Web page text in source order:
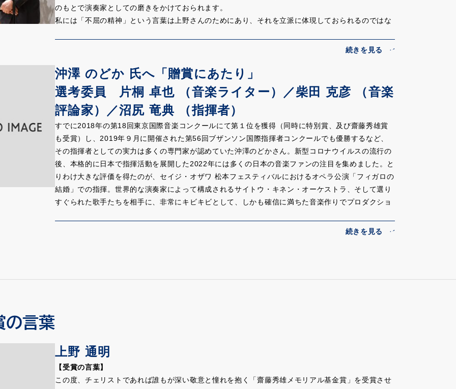
のもとで演奏家としての磨きをかけておられます。
私には「不屈の精神」という言葉は上野さんのためにあり、それを立派に体現しておられるのではな
ジュネーヴ国際コンクールでの優勝となった訳ですが、それ以前にも幾つかの大事なコンクールを受
の一つ一つに全力で臨まれ、しかも一歩一歩成長を遂げられて行ったことです。「難しいものにチャ
レンジして自分を印象付けたい」とか、「他のチェリストより上手に演奏するのだ」という気持ちが
全然なく、あくまで自分の演奏家としての完成のために参加されている姿勢が私や他の審査員の先生
方に良く解りました。そこにはコンクール向けの演奏をするのではなく自分の持っているものを聴い
て頂き喜んで頂くためにベストを尽くす、という演奏家気質がありました。
加えて私は上野さんの本来的な強みは「自然な国際派」であることだと思っています。これは上野さ
んの長年の経験と体験から来ているのかも知れませんが、国際的に演奏活動をして行く時に大きなプ
ラスとなります。これからますます大きく成長され、持っているポテンシアルを十二分に開花される
ことにいささかの疑問も御座いません。持ち前の豊かな音楽性に加えて妥協を許さない完璧に近いテ
クニックに支えられているのですから。私自身故齋藤秀雄先生に十年の間直接師事させて頂いただけ
でなく、その後もお亡くなりになるまで何時までも私にとっての「先生」であり続けられました。そ
が、齋藤先生が教えることを通じて理想とされていたものの近くに立っておられるのが上野さんだと
私は本当に長い間あなたの演奏を聴いてまいりました。そのたびにどんどん成長されていくのを目の
当たりにしてまいりました。でも、ときどき、あれ、壁にぶつかっているのかな、また何か新しいも
のにチャレンジしているのかな、そう感じることがいつもあったのですが、2020年のサントリーホー
沖澤 のどか 氏へ「贈賞にあたり」
選考委員 片桐 卓也 （音楽ライター）／柴田 克彦 （音楽
評論家）／沼尻 竜典 （指揮者）
すでに2018年の第18回東京国際音楽コンクールにて第１位を獲得（同時に特別賞、及び齋藤秀雄賞
も受賞）し、2019年９月に開催された第56回ブザンソン国際指揮者コンクールでも優勝するなど、
その指揮者としての実力は多くの専門家が認めていた沖澤のどかさん。新型コロナウイルスの流行の
後、本格的に日本で指揮活動を展開した2022年には多くの日本の音楽ファンの注目を集めました。と
りわけ大きな評価を得たのが、セイジ・オザワ 松本フェスティバルにおけるオペラ公演「フィガロの
結婚」での指揮。世界的な演奏家によって構成されるサイトウ・キネン・オーケストラ、そして選り
すぐられた歌手たちを相手に、非常にキビキビとして、しかも確信に満ちた音楽作りでプロダクショ
それ以外でも、2022年にはNHK交響楽団、広島交響楽団、新日本フィルハーモニー交響楽団、東京
も取り上げ、それぞれの作品の個性を鮮やかに表現していました。東京混声合唱団とはモンテヴェル
レンコ（ベルリン・フィルハーモニー管弦楽団・首席指揮）のアシスタントとして経験を積み、その
ベルリンにおける活動はテレビ番組でも紹介されています。
日本で開催された巨匠リッカルド・ムーティによる「イタリア・オペラ・アカデミーin東京」にも指
の言葉
上野 通明
【受賞の言葉】
この度、チェリストであれば誰もが深い敬意と憧れを抱く「齋藤秀雄メモリアル基金賞」を受賞させ